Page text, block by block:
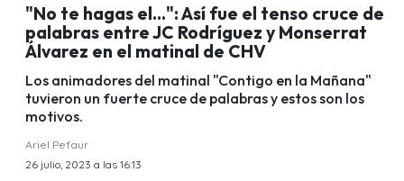
"No te hagas el...": Así fue el tenso cruce de
palabras entre JC Rodríguez y Monserrat
Álvarez en el matinal de CHV
Los animadores del matinal "Contigo en la Mañana"
tuvieron un fuerte cruce de palabras y estos son los
motivos.
Ariel Pefaur
26 julio, 2023 a las 16:13